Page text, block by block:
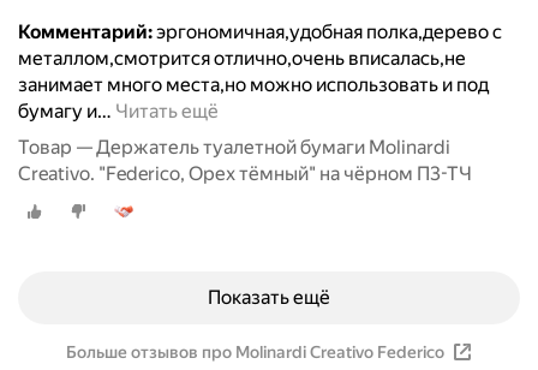
Комментарий:эргономичная,удобная полка,дерево с
металлом,смотрится отлично,очень вписалась,не
занимает много места,но можно использовать и под
бумагу и… Читать ещё
Товар — Держатель туалетной бумаги Molinardi
Creativo. "Federico, Орех тёмный" на чёрном П3-ТЧ
Показать ещё
Больше отзывов про Molinardi Creativo Federico